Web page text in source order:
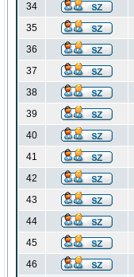
34
35
36
37
38
39
40
41
42
43
44
45
46